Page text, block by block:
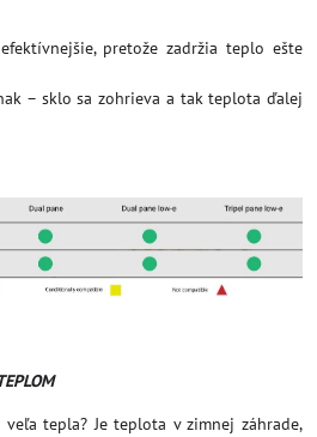
pretože zadržia teplo ešte
– sklo sa zohrieva a tak teplota ďalej
tepla? Je teplota v zimnej záhrade,